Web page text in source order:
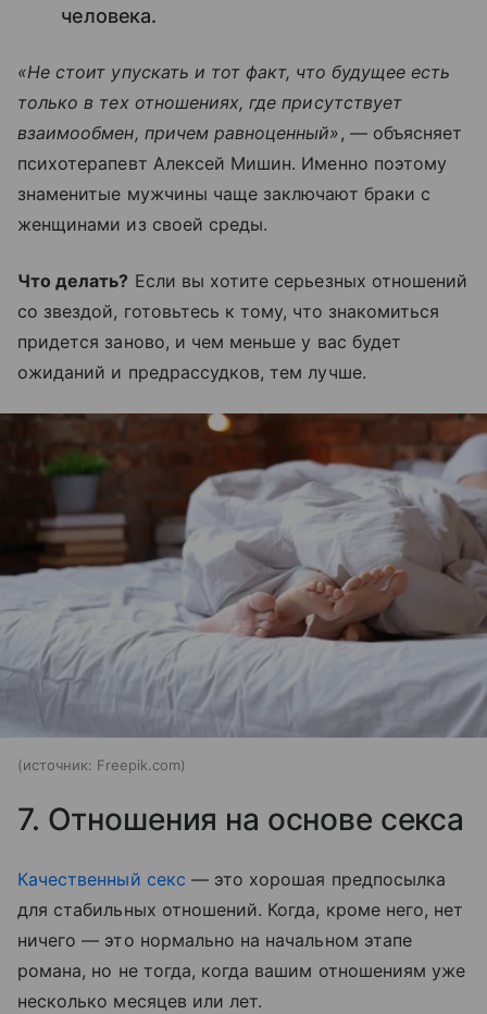
человека.
«Не стоит упускать и тот факт, что будущее есть
только в тех отношениях, где присутствует
взаимообмен, причем равноценный» , — объясняет
психотерапевт Алексей Мишин. Именно поэтому
знаменитые мужчины чаще заключают браки с
женщинами из своей среды.
Что делать? Если вы хотите серьезных отношений
со звездой, готовьтесь к тому, что знакомиться
придется заново, и чем меньше у вас будет
ожиданий и предрассудков, тем лучше.
источник: Freepik.com
7. Отношения на основе секса
Качественный секс — это хорошая предпосылка
для стабильных отношений. Когда, кроме него, нет
ничего — это нормально на начальном этапе
романа, но не тогда, когда вашим отношениям уже
несколько месяцев или лет.